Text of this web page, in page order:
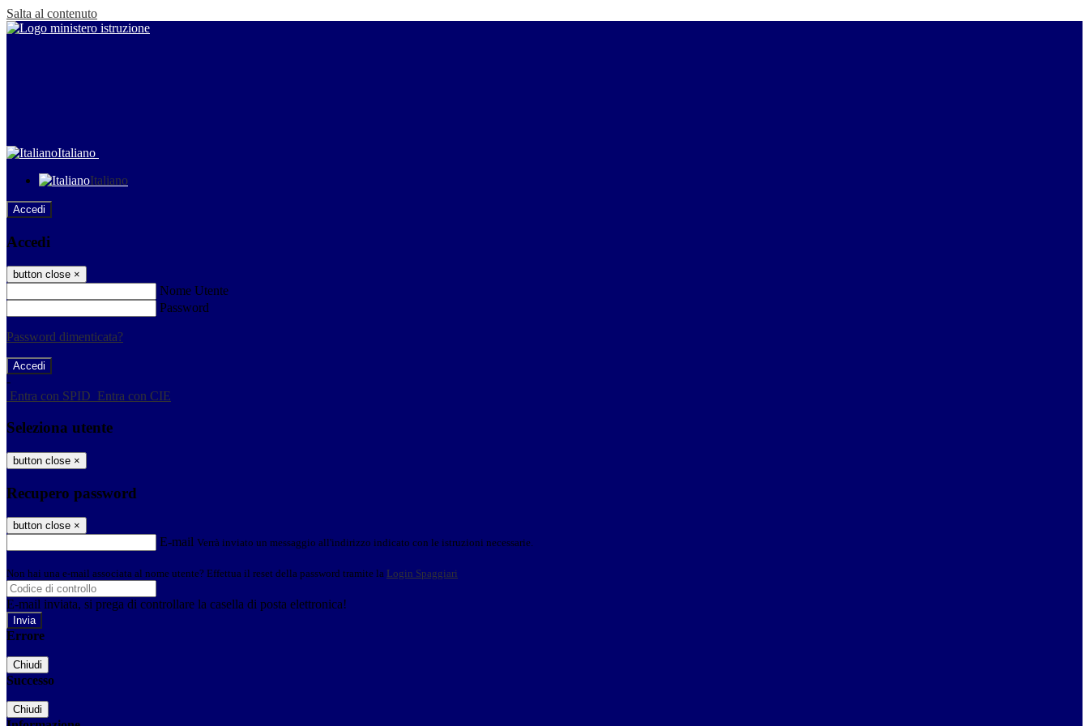
Salta al contenuto
Italiano
Italiano
Accedi
Accedi
button close ×
Nome Utente
Password
Password dimenticata?
-
Entra con SPID Entra con CIE
Seleziona utente
button close ×
Recupero password
button close ×
E-mail Verrà inviato un messaggio all'indirizzo indicato con le istruzioni necessarie.
Non hai una e-mail associata al nome utente? Effettua il reset della password tramite la Login Spaggiari
E-mail inviata, si prega di controllare la casella di posta elettronica!
Errore
Chiudi
Successo
Chiudi